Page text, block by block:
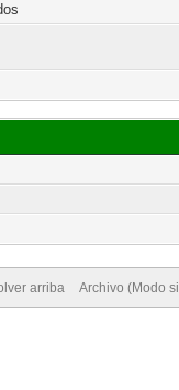
arriba Archivo (Modo